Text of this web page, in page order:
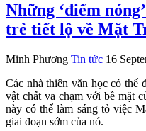
Những ‘điểm
trẻ tiết lộ về Mặt
Minh Phương Tin tức 16
Các nhà thiên văn học có thể
vật chất va chạm với bề mặt
này có thể làm sáng tỏ việc
giai đoạn sớm của nó.